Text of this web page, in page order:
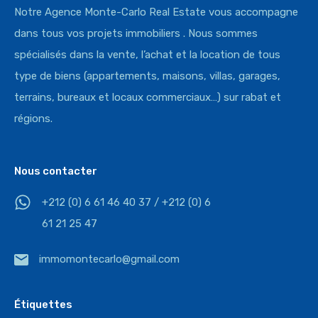
Notre Agence Monte-Carlo Real Estate vous accompagne
dans tous vos projets immobiliers . Nous sommes
spécialisés dans la vente, l’achat et la location de tous
type de biens (appartements, maisons, villas, garages,
terrains, bureaux et locaux commerciaux…) sur rabat et
régions.
Nous contacter
+212 (0) 6 61 46 40 37 / +212 (0) 6
61 21 25 47
immomontecarlo@gmail.com
Étiquettes